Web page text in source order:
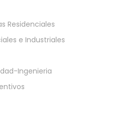
Residenciales
e Industriales
Ingenieria